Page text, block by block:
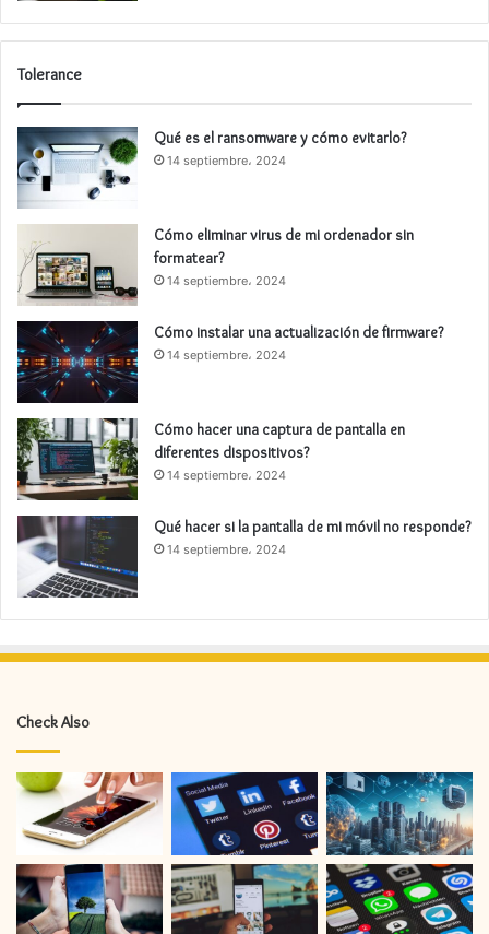
Tolerance
Qué es el ransomware y cómo evitarlo?
14 septiembre، 2024
Cómo eliminar virus de mi ordenador sin
formatear?
14 septiembre، 2024
Cómo instalar una actualización de firmware?
14 septiembre، 2024
Cómo hacer una captura de pantalla en
diferentes dispositivos?
14 septiembre، 2024
Qué hacer si la pantalla de mi móvil no responde?
14 septiembre، 2024
Check Also